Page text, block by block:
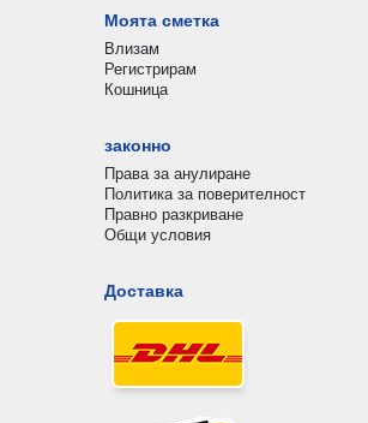
Моята сметка
Влизам
Регистрирам
Кошница
законно
Права за анулиране
Политика за поверителност
Правно разкриване
Общи условия
Доставка